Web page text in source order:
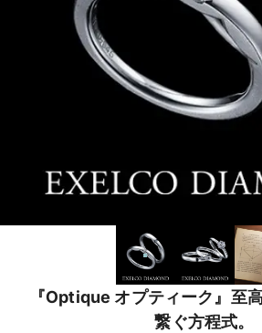
『Optique オプティーク』至
繋ぐ方程式。